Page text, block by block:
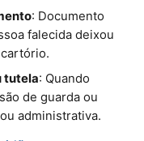
: Documento
falecida deixou
tutela: Quando
de guarda ou
administrativa.